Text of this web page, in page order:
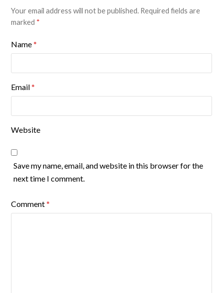
Your email address will not be published. Required fields are
marked *
Name*
Email*
Website
Save my name, email, and website in this browser for the
next time I comment.
Comment*